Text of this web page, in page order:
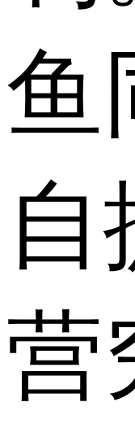
鱼
自
营